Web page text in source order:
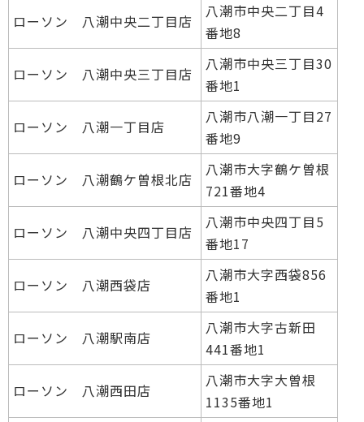
ローソン 八潮中央二丁目店
八潮市中央二丁目4
番地8
ローソン 八潮中央三丁目店
八潮市中央三丁目30
番地1
ローソン 八潮一丁目店
八潮市八潮一丁目27
番地9
ローソン 八潮鶴ケ曽根北店
八潮市大字鶴ケ曽根
721番地4
ローソン 八潮中央四丁目店
八潮市中央四丁目5
番地17
ローソン 八潮西袋店
八潮市大字西袋856
番地1
ローソン 八潮駅南店
八潮市大字古新田
441番地1
ローソン 八潮西田店
八潮市大字大曽根
1135番地1